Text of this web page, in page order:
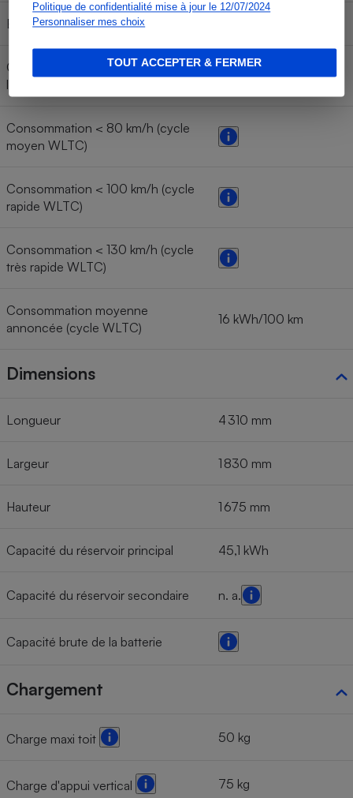
Politique de confidentialité mise à jour le 12/07/2024
Personnaliser mes choix
TOUT ACCEPTER & FERMER
Émission CO₂ WLTC annoncée
Consommation < 60 km/h (cycle
lent WLTC)
Consommation < 80 km/h (cycle
moyen WLTC)
Consommation < 100 km/h (cycle
rapide WLTC)
Consommation < 130 km/h (cycle
très rapide WLTC)
Consommation moyenne
annoncée (cycle WLTC)
16 kWh/100 km
Dimensions
Longueur 4 310 mm
Largeur 1 830 mm
Hauteur 1 675 mm
Capacité du réservoir principal 45,1 kWh
Capacité du réservoir secondaire n. a.
Capacité brute de la batterie
Chargement
Charge maxi toit 50 kg
Charge d'appui vertical 75 kg